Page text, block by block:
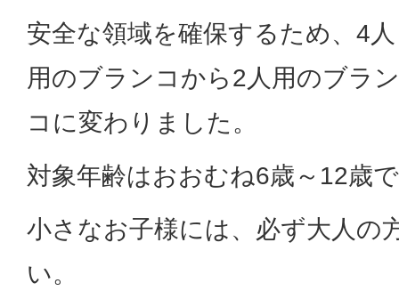
安全な領域を確保するため、4人
用のブランコから2人用のブラン
コに変わりました。
対象年齢はおおむね6歳～12歳
小さなお子様には、必ず大人の
い。